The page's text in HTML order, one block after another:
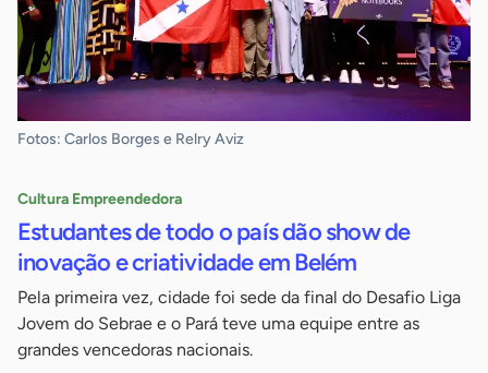
Fotos: Carlos Borges e Relry Aviz
Cultura Empreendedora
Estudantes de todo o país dão show de
inovação e criatividade em Belém
Pela primeira vez, cidade foi sede da final do Desafio Liga
Jovem do Sebrae e o Pará teve uma equipe entre as
grandes vencedoras nacionais.